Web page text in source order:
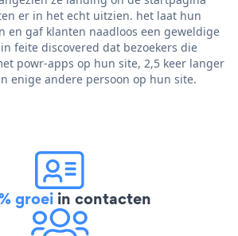
er in het echt uitzien. het laat hun
en gaf klanten naadloos een geweldige
feite discovered dat bezoekers die
powr-apps op hun site, 2,5 keer langer
enige andere persoon op hun site.
groei in contacten